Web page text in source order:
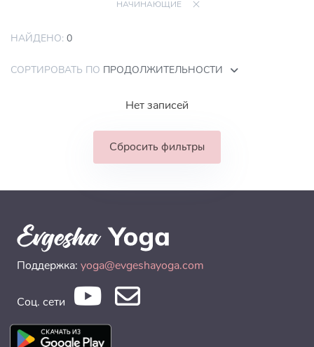
НАЧИНАЮЩИЕ
НАЙДЕНО: 0
СОРТИРОВАТЬ ПО ПРОДОЛЖИТЕЛЬНОСТИ
Нет записей
Сбросить фильтры
Поддержка: yoga@evgeshayoga.com
Соц. сети